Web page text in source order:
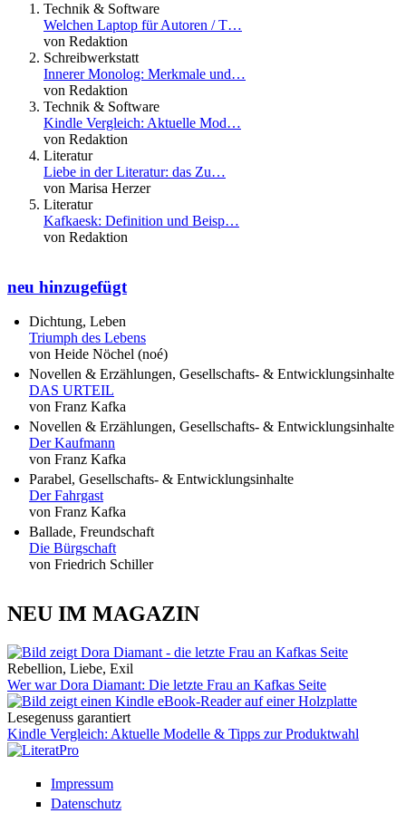
Technik & Software
Welchen Laptop für Autoren / T…
von Redaktion
Schreibwerkstatt
Innerer Monolog: Merkmale und…
von Redaktion
Technik & Software
Kindle Vergleich: Aktuelle Mod…
von Redaktion
Literatur
Liebe in der Literatur: das Zu…
von Marisa Herzer
Literatur
Kafkaesk: Definition und Beisp…
von Redaktion
neu hinzugefügt
Dichtung, Leben
Triumph des Lebens
von Heide Nöchel (noé)
Novellen & Erzählungen, Gesellschafts- & Entwicklungsinhalte
DAS URTEIL
von Franz Kafka
Novellen & Erzählungen, Gesellschafts- & Entwicklungsinhalte
Der Kaufmann
von Franz Kafka
Parabel, Gesellschafts- & Entwicklungsinhalte
Der Fahrgast
von Franz Kafka
Ballade, Freundschaft
Die Bürgschaft
von Friedrich Schiller
NEU IM MAGAZIN
Rebellion, Liebe, Exil
Wer war Dora Diamant: Die letzte Frau an Kafkas Seite
Lesegenuss garantiert
Kindle Vergleich: Aktuelle Modelle & Tipps zur Produktwahl
Impressum
Datenschutz